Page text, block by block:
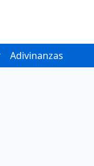
Adivinanzas